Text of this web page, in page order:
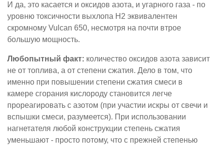
И да, это касается и оксидов азота, и угарного газа - по
уровню токсичности выхлопа H2 эквивалентен
скромному Vulcan 650, несмотря на почти втрое
большую мощность.
Любопытный факт: количество оксидов азота зависит
не от топлива, а от степени сжатия. Дело в том, что
именно при повышении степени сжатия смеси в
камере сгорания кислороду становится легче
прореагировать с азотом (при участии искры от свечи и
вспышки смеси, разумеется). При использовании
нагнетателя любой конструкции степень сжатия
уменьшают - просто потому, что с прежней степенью